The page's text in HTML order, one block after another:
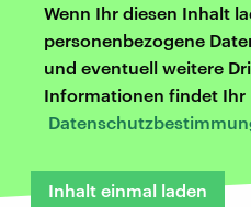
Wenn Ihr diesen Inhalt
personenbezogene
und eventuell weitere
Informationen findet Ihr
Inhalt einmal laden